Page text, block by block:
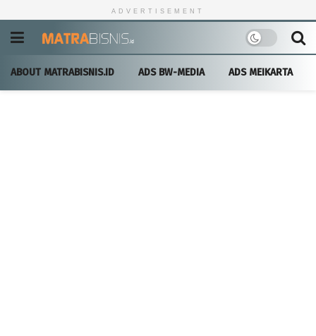
ADVERTISEMENT
ABOUT MATRABISNIS.ID ADS BW-MEDIA ADS MEIKARTA